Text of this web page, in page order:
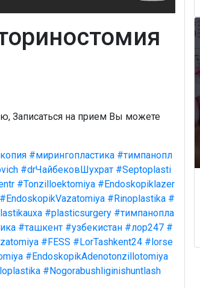
Записаться на прием Вы можете
#мирингопластика #тимпанопл
#drЧайбековШухрат #Septoplasti
#Tonzilloektomiya #Endoskopiklazer
#EndoskopikVazatomiya #Rinoplastika #
#plasticsurgery #тимпанопла
#ташкент #узбекистан #лор247 #
#FESS #LorTashkent24 #lorse
#EndoskopikAdenotonzillotomiya
#Nogorabushliginishuntlash